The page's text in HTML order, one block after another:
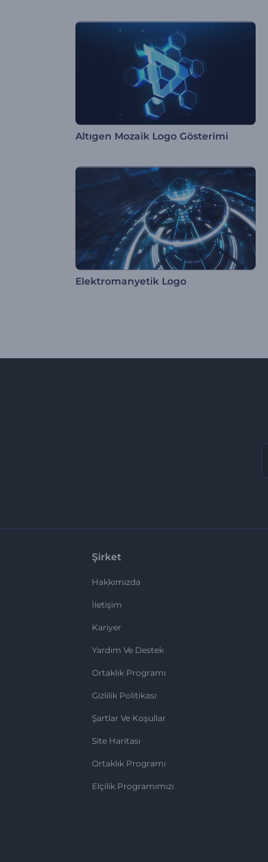
Altıgen Mozaik Logo Gösterimi
Elektromanyetik Logo
Şirket
Hakkımızda
İletişim
Kariyer
Yardım Ve Destek
Ortaklık Programı
Gizlilik Politikası
Şartlar Ve Koşullar
Site Haritası
Ortaklık Programı
Elçilik Programımızı